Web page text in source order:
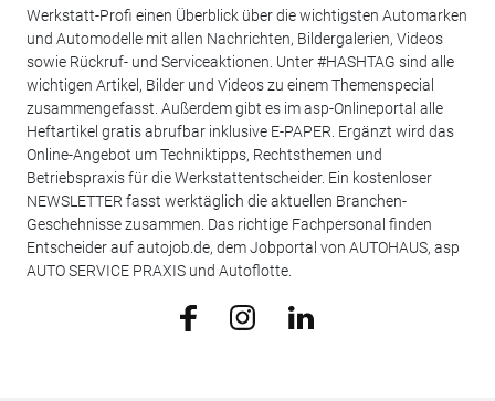
Werkstatt-Profi einen Überblick über die wichtigsten Automarken
und Automodelle mit allen Nachrichten, Bildergalerien, Videos
sowie Rückruf- und Serviceaktionen. Unter #HASHTAG sind alle
wichtigen Artikel, Bilder und Videos zu einem Themenspecial
zusammengefasst. Außerdem gibt es im asp-Onlineportal alle
Heftartikel gratis abrufbar inklusive E-PAPER. Ergänzt wird das
Online-Angebot um Techniktipps, Rechtsthemen und
Betriebspraxis für die Werkstattentscheider. Ein kostenloser
NEWSLETTER fasst werktäglich die aktuellen Branchen-
Geschehnisse zusammen. Das richtige Fachpersonal finden
Entscheider auf autojob.de, dem Jobportal von AUTOHAUS, asp
AUTO SERVICE PRAXIS und Autoflotte.